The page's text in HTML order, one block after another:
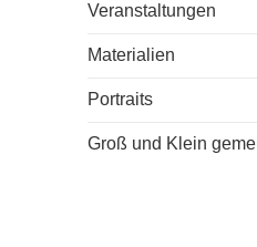
Veranstaltungen
Materialien
Portraits
Groß und Klein